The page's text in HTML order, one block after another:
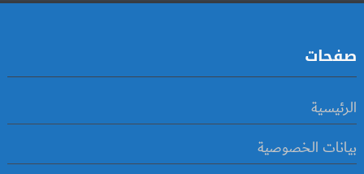
صفحات
الرئيسية
بيانات الخصوصية